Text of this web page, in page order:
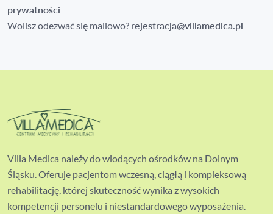
prywatności
Wolisz odezwać się mailowo? rejestracja@villamedica.pl
Villa Medica należy do wiodących ośrodków na Dolnym
Śląsku. Oferuje pacjentom wczesną, ciągłą i kompleksową
rehabilitację, której skuteczność wynika z wysokich
kompetencji personelu i niestandardowego wyposażenia.